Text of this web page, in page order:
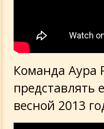
Команда Аура
представлять
весной 2013